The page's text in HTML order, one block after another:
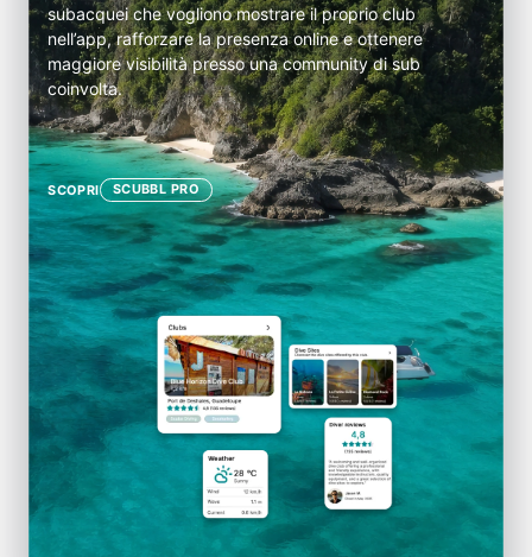
subacquei che vogliono mostrare il proprio club
nell’app, rafforzare la presenza online e ottenere
maggiore visibilità presso una community di sub
coinvolta.
SCOPRI SCUBBL PRO